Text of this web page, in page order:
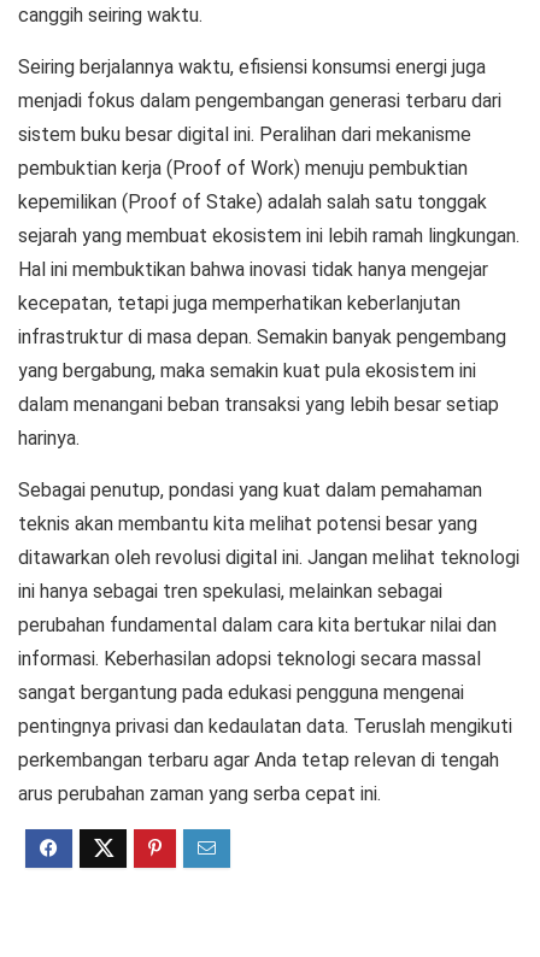
canggih seiring waktu.
Seiring berjalannya waktu, efisiensi konsumsi energi juga
menjadi fokus dalam pengembangan generasi terbaru dari
sistem buku besar digital ini. Peralihan dari mekanisme
pembuktian kerja (Proof of Work) menuju pembuktian
kepemilikan (Proof of Stake) adalah salah satu tonggak
sejarah yang membuat ekosistem ini lebih ramah lingkungan.
Hal ini membuktikan bahwa inovasi tidak hanya mengejar
kecepatan, tetapi juga memperhatikan keberlanjutan
infrastruktur di masa depan. Semakin banyak pengembang
yang bergabung, maka semakin kuat pula ekosistem ini
dalam menangani beban transaksi yang lebih besar setiap
harinya.
Sebagai penutup, pondasi yang kuat dalam pemahaman
teknis akan membantu kita melihat potensi besar yang
ditawarkan oleh revolusi digital ini. Jangan melihat teknologi
ini hanya sebagai tren spekulasi, melainkan sebagai
perubahan fundamental dalam cara kita bertukar nilai dan
informasi. Keberhasilan adopsi teknologi secara massal
sangat bergantung pada edukasi pengguna mengenai
pentingnya privasi dan kedaulatan data. Teruslah mengikuti
perkembangan terbaru agar Anda tetap relevan di tengah
arus perubahan zaman yang serba cepat ini.